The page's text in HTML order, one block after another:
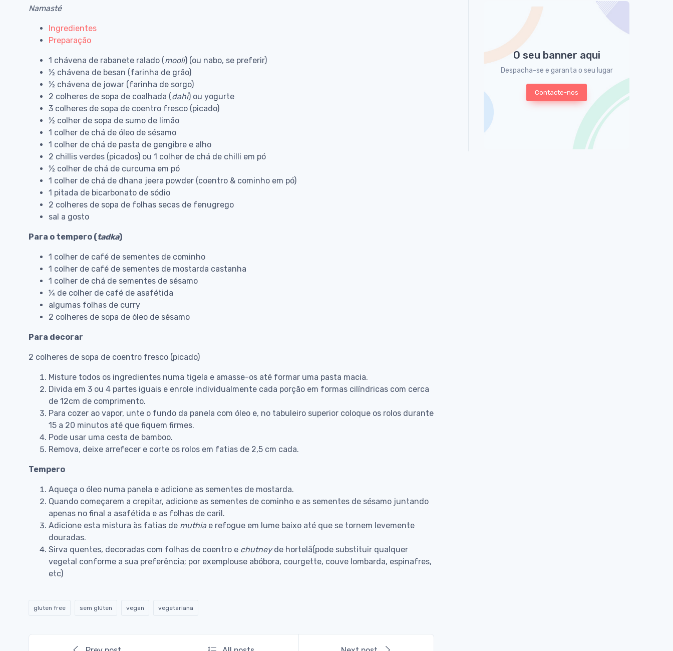
Namasté
Ingredientes
Preparação
1 chávena de rabanete ralado (mooli) (ou nabo, se preferir)
½ chávena de besan (farinha de grão)
½ chávena de jowar (farinha de sorgo)
2 colheres de sopa de coalhada (dahi) ou yogurte
3 colheres de sopa de coentro fresco (picado)
½ colher de sopa de sumo de limão
1 colher de chá de óleo de sésamo
1 colher de chá de pasta de gengibre e alho
2 chillis verdes (picados) ou 1 colher de chá de chilli em pó
½ colher de chá de curcuma em pó
1 colher de chá de dhana jeera powder (coentro & cominho em pó)
1 pitada de bicarbonato de sódio
2 colheres de sopa de folhas secas de fenugrego
sal a gosto
Para o tempero (tadka)
1 colher de café de sementes de cominho
1 colher de café de sementes de mostarda castanha
1 colher de chá de sementes de sésamo
¼ de colher de café de asafétida
algumas folhas de curry
2 colheres de sopa de óleo de sésamo
Para decorar
2 colheres de sopa de coentro fresco (picado)
Misture todos os ingredientes numa tigela e amasse-os até formar uma pasta macia.
Divida em 3 ou 4 partes iguais e enrole individualmente cada porção em formas cilíndricas com cerca
de 12cm de comprimento.
Para cozer ao vapor, unte o fundo da panela com óleo e, no tabuleiro superior coloque os rolos durante
15 a 20 minutos até que fiquem firmes.
Pode usar uma cesta de bamboo.
Remova, deixe arrefecer e corte os rolos em fatias de 2,5 cm cada.
Tempero
Aqueça o óleo numa panela e adicione as sementes de mostarda.
Quando começarem a crepitar, adicione as sementes de cominho e as sementes de sésamo juntando
apenas no final a asafétida e as folhas de caril.
Adicione esta mistura às fatias de muthiae refogue em lume baixo até que se tornem levemente
douradas.
Sirva quentes, decoradas com folhas de coentro e chutneyde hortelã(pode substituir qualquer
vegetal conforme a sua preferência; por exemplouse abóbora, courgette, couve lombarda, espinafres,
etc)
gluten free sem glúten vegan vegetariana
O seu banner aqui
Despacha-se e garanta o seu lugar
Contacte-nos